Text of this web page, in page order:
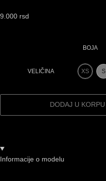
9.000 rsd
BOJA
VELIČINA XS S
DODAJ U KORPU
Informacije o modelu